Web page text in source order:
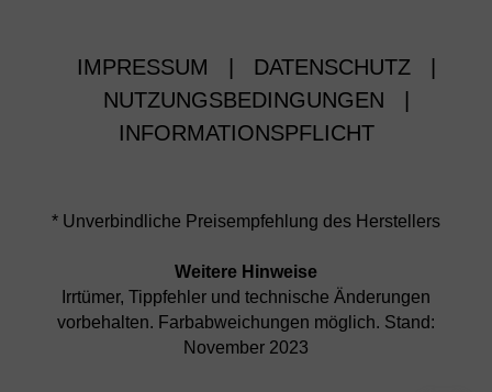
IMPRESSUM DATENSCHUTZ
NUTZUNGSBEDINGUNGEN
INFORMATIONSPFLICHT
* Unverbindliche Preisempfehlung des Herstellers
Weitere Hinweise
Irrtümer, Tippfehler und technische Änderungen
vorbehalten. Farbabweichungen möglich. Stand:
November 2023